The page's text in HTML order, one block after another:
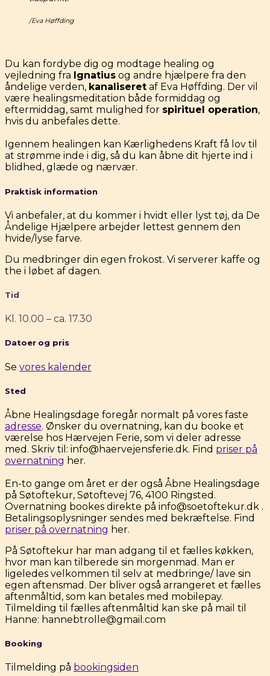
/Eva Høffding
Du kan fordybe dig og modtage healing og
vejledning fra Ignatius og andre hjælpere fra den
åndelige verden, kanaliseret af Eva Høffding. Der vil
være healingsmeditation både formiddag og
eftermiddag, samt mulighed for spirituel operation,
hvis du anbefales dette.
Igennem healingen kan Kærlighedens Kraft få lov til
at strømme inde i dig, så du kan åbne dit hjerte ind i
blidhed, glæde og nærvær.
Praktisk information
Vi anbefaler, at du kommer i hvidt eller lyst tøj, da De
Åndelige Hjælpere arbejder lettest gennem den
hvide/lyse farve.
Du medbringer din egen frokost. Vi serverer kaffe og
the i løbet af dagen.
Tid
Kl. 10.00 – ca. 17.30
Datoer og pris
Se vores kalender
Sted
Åbne Healingsdage foregår normalt på vores faste
adresse. Ønsker du overnatning, kan du booke et
værelse hos Hærvejen Ferie, som vi deler adresse
med. Skriv til: info@haervejensferie.dk. Find priser på
overnatning her.
En-to gange om året er der også Åbne Healingsdage
på Søtoftekur, Søtoftevej 76, 4100 Ringsted.
Overnatning bookes direkte på info@soetoftekur.dk .
Betalingsoplysninger sendes med bekræftelse. Find
priser på overnatning her.
På Søtoftekur har man adgang til et fælles køkken,
hvor man kan tilberede sin morgenmad. Man er
ligeledes velkommen til selv at medbringe/ lave sin
egen aftensmad. Der bliver også arrangeret et fælles
aftenmåltid, som kan betales med mobilepay.
Tilmelding til fælles aftenmåltid kan ske på mail til
Hanne: hannebtrolle@gmail.com
Booking
Tilmelding på bookingsiden